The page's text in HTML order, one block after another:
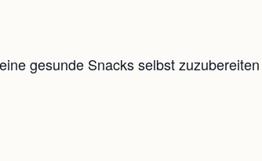
gesunde Snacks selbst